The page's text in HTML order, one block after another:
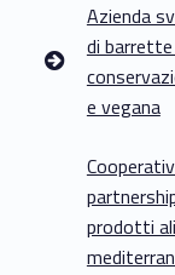
Azienda
di
e vegana
prodotti